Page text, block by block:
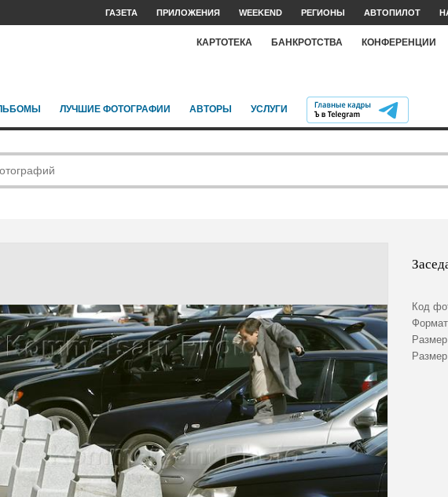
ГАЗЕТА ПРИЛОЖЕНИЯ WEEKEND РЕГИОНЫ АВТОПИЛОТ
КАРТОТЕКА БАНКРОТСТВА КОНФЕРЕНЦИИ
ЛУЧШИЕ ФОТОГРАФИИ АВТОРЫ УСЛУГИ
Код